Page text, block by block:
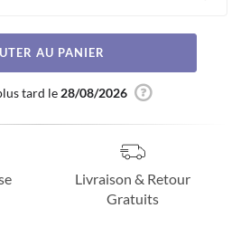
AU PANIER
tard le 28/08/2026
Livraison & Retour
Gratuits